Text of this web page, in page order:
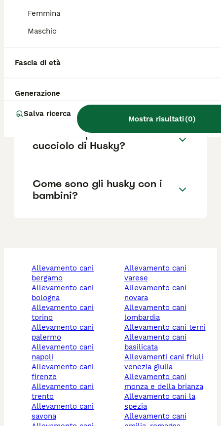
Femmina
Maschio
Fascia di età
Generazione
Salva ricerca
Mostra risultati(0)
dell'allevatore e la posizione.
Husky?
Per chi è adatto un Husky?
Come comportarsi con un
cucciolo di Husky?
Come sono gli husky con i
bambini?
allevamento cani
bergamo
allevamento cani
bologna
allevamento cani
torino
allevamento cani
palermo
allevamento cani
napoli
allevamento cani
firenze
allevamento cani
trento
allevamento cani
savona
allevamento cani
varese
allevamento cani
novara
allevamento cani
lombardia
allevamento cani terni
allevamento cani
basilicata
allevamenti cani friuli
venezia giulia
allevamento cani
monza e della brianza
allevamento cani la
spezia
allevamento cani